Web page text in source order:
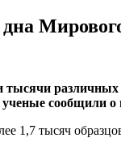
сообщили о
1,7 тысяч